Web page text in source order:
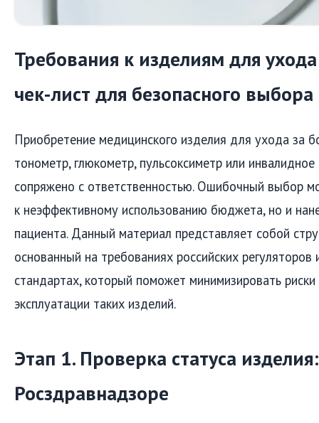
Требования к изделиям для
чек-лист для безопасного
Приобретение медицинского изделия для ухода за
тонометр, глюкометр, пульсоксиметр или
сопряжено с ответственностью. Ошибочный выбор
к неэффективному использованию бюджета, но и
пациента. Данный материал представляет собой
основанный на требованиях российских регуляторов
стандартах, который поможет минимизировать
эксплуатации таких изделий.
Этап 1. Проверка статуса
Росздравнадзоре